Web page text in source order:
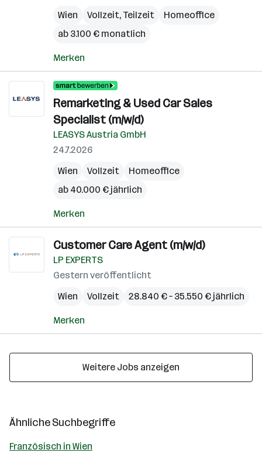
Wien
Vollzeit, Teilzeit
Homeoffice
ab 3.100 € monatlich
Merken
Remarketing & Used Car Sales
Specialist (m/w/d)
LEASYS Austria GmbH
24.7.2026
Wien
Vollzeit
Homeoffice
ab 40.000 € jährlich
Merken
Customer Care Agent (m/w/d)
LP EXPERTS
Gestern veröffentlicht
Wien
Vollzeit 28.840 € – 35.550 € jährlich
Merken
Weitere Jobs anzeigen
Ähnliche Suchbegriffe
Französisch in Wien